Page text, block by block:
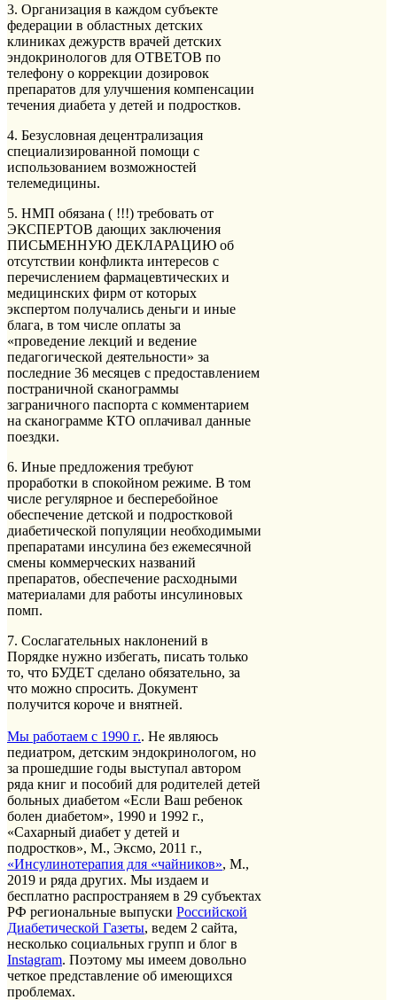
3. Организация в каждом субъекте
федерации в областных детских
клиниках дежурств врачей детских
эндокринологов для ОТВЕТОВ по
телефону о коррекции дозировок
препаратов для улучшения компенсации
течения диабета у детей и подростков.
4. Безусловная децентрализация
специализированной помощи с
использованием возможностей
телемедицины.
5. НМП обязана ( !!!) требовать от
ЭКСПЕРТОВ дающих заключения
ПИСЬМЕННУЮ ДЕКЛАРАЦИЮ об
отсутствии конфликта интересов с
перечислением фармацевтических и
медицинских фирм от которых
экспертом получались деньги и иные
блага, в том числе оплаты за
«проведение лекций и ведение
педагогической деятельности» за
последние 36 месяцев с предоставлением
постраничной сканограммы
заграничного паспорта с комментарием
на сканограмме КТО оплачивал данные
поездки.
6. Иные предложения требуют
проработки в спокойном режиме. В том
числе регулярное и бесперебойное
обеспечение детской и подростковой
диабетической популяции необходимыми
препаратами инсулина без ежемесячной
смены коммерческих названий
препаратов, обеспечение расходными
материалами для работы инсулиновых
помп.
7. Сослагательных наклонений в
Порядке нужно избегать, писать только
то, что БУДЕТ сделано обязательно, за
что можно спросить. Документ
получится короче и внятней.
Мы работаем с 1990 г.. Не являюсь
педиатром, детским эндокринологом, но
за прошедшие годы выступал автором
ряда книг и пособий для родителей детей
больных диабетом «Если Ваш ребенок
болен диабетом», 1990 и 1992 г.,
«Сахарный диабет у детей и
подростков», М., Эксмо, 2011 г.,
«Инсулинотерапия для «чайников», М.,
2019 и ряда других. Мы издаем и
бесплатно распространяем в 29 субъектах
РФ региональные выпуски Российской
Диабетической Газеты, ведем 2 сайта,
несколько социальных групп и блог в
Instagram. Поэтому мы имеем довольно
четкое представление об имеющихся
проблемах.